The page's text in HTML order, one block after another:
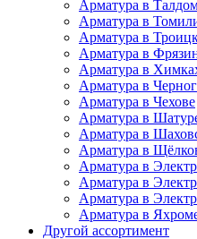
Арматура в
Арматура в
Арматура в
Арматура в
Арматура в
Арматура в
Арматура в Чехове
Арматура в
Арматура в
Арматура в
Арматура в
Арматура в
Арматура в
Арматура в
Другой ассортимент